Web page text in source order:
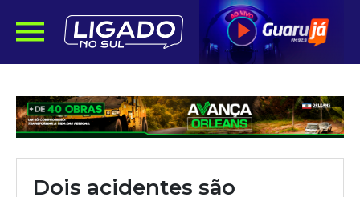
Dois acidentes são